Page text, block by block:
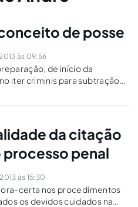
de posse
às 09:56
de início da
iter criminis para subtração
da citação
penal
às 15:30
certa nos procedimentos
os devidos cuidados na